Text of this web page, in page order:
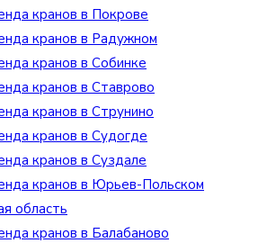
кранов в Покрове
кранов в Радужном
кранов в Собинке
кранов в Ставрово
кранов в Струнино
кранов в Судогде
кранов в Суздале
кранов в Юрьев-Польском
область
кранов в Балабаново